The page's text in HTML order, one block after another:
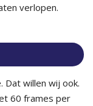
verlopen.
Dat willen wij ook.
60 frames per